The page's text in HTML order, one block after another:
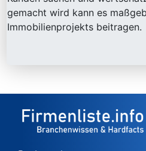
gemacht wird kann es
Immobilienprojekts beitragen.